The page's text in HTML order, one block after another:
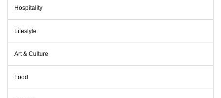
Hospitality
Lifestyle
Art & Culture
Food